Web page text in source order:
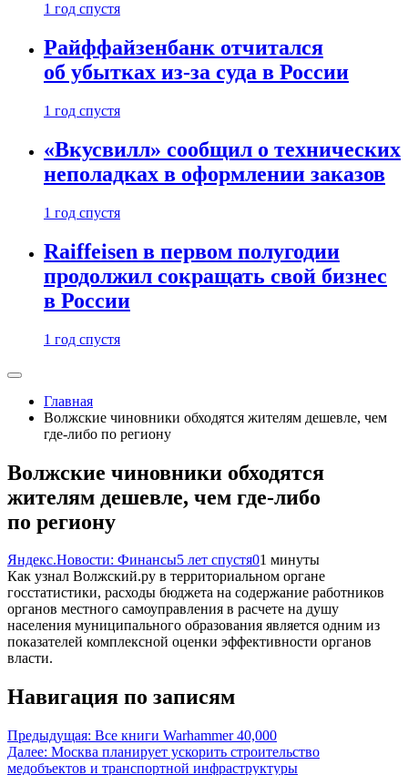
1 год спустя
Райффайзенбанк отчитался
об убытках из-за суда в России
1 год спустя
«Вкусвилл» сообщил о технических
неполадках в оформлении заказов
1 год спустя
Raiffeisen в первом полугодии
продолжил сокращать свой бизнес
в России
1 год спустя
Главная
Волжские чиновники обходятся жителям дешевле, чем
где-либо по региону
Волжские чиновники обходятся
жителям дешевле, чем где-либо
по региону
Яндекс.Новости: Финансы5 лет спустя01 минуты
Как узнал Волжский.ру в территориальном органе
госстатистики, расходы бюджета на содержание работников
органов местного самоуправления в расчете на душу
населения муниципального образования является одним из
показателей комплексной оценки эффективности органов
власти.
Навигация по записям
Предыдущая: Все книги Warhammer 40,000
Далее: Москва планирует ускорить строительство
медобъектов и транспортной инфраструктуры